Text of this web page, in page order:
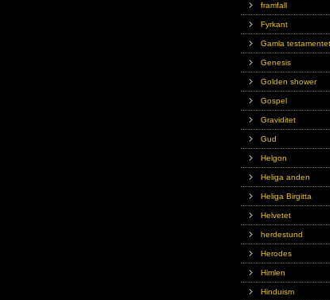
framfall
Fyrkant
Gamla testamentet
Genesis
Golden shower
Gospel
Graviditet
Gud
Helgon
Heliga anden
Heliga Birgitta
Helvetet
herdestund
Herodes
Himlen
Hinduism